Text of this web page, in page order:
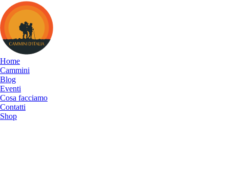
Cammini
d&#039;Italia
Home
Cammini
Blog
Eventi
Cosa facciamo
Contatti
Shop